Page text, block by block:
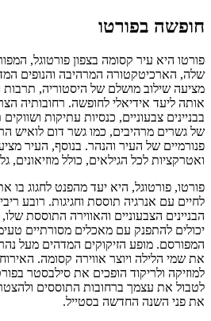
חופשה בפורטו
פורטו היא עיר קסומה בצפון פורטוגל,
שלה, הארכיטקטורה המרהיבה והנופים
מציעה שילוב מושלם של היסטוריה, תרבות
אותה ליעד אידיאלי לחופשה. רחובותיה
בבניינים צבעוניים, כנסיות עתיקות
של גשרים מרהיבים, כמו גשר דום לואיש
פנורמיים של העיר והנהר. בנוסף, העיר
ואטרקציות לכל הגילאים, כולל מוזיאונים,
פורטו, פורטוגל, היא יעד מהפנט לחגוג
הבניינים הצבעוניים והאווירה התוססת
יכולים להתפנק עם מאכלים מסורתיים
המפורסם. מופע הזיקוקים המדהים מעל
את שמי הלילה ויוצר אווירה קסומה.
למוזיקה ולריקוד הופכים את סילבסטר
לטבול את עצמך ברחובות התוססים
את פני השנה החדשה בסטייל.